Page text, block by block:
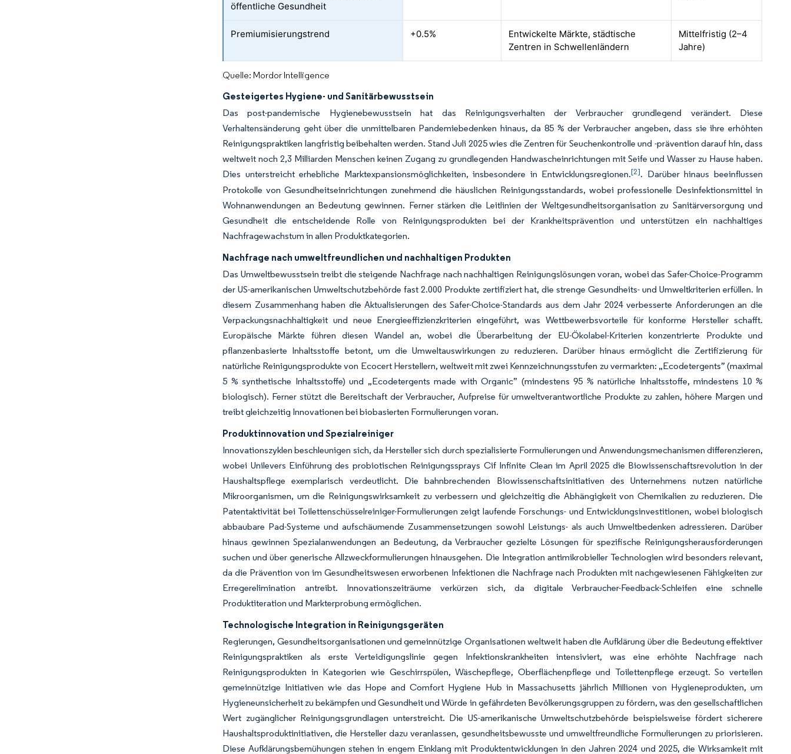
öffentliche Gesundheit
Premiumisierungstrend +0.5%
Entwickelte Märkte, städtische
Zentren in Schwellenländern
Mittelfristig (2–4
Jahre)
Quelle: Mordor Intelligence
Gesteigertes Hygiene- und Sanitärbewusstsein
Das post-pandemische Hygienebewusstsein hat das Reinigungsverhalten der Verbraucher grundlegend verändert. Diese
Verhaltensänderung geht über die unmittelbaren Pandemiebedenken hinaus, da 85 % der Verbraucher angeben, dass sie ihre erhöhten
Reinigungspraktiken langfristig beibehalten werden. Stand Juli 2025 wies die Zentren für Seuchenkontrolle und -prävention darauf hin, dass
weltweit noch 2,3 Milliarden Menschen keinen Zugang zu grundlegenden Handwascheinrichtungen mit Seife und Wasser zu Hause haben.
Dies unterstreicht erhebliche Marktexpansionsmöglichkeiten, insbesondere in Entwicklungsregionen.[2]. Darüber hinaus beeinflussen
Protokolle von Gesundheitseinrichtungen zunehmend die häuslichen Reinigungsstandards, wobei professionelle Desinfektionsmittel in
Wohnanwendungen an Bedeutung gewinnen. Ferner stärken die Leitlinien der Weltgesundheitsorganisation zu Sanitärversorgung und
Gesundheit die entscheidende Rolle von Reinigungsprodukten bei der Krankheitsprävention und unterstützen ein nachhaltiges
Nachfragewachstum in allen Produktkategorien.
Nachfrage nach umweltfreundlichen und nachhaltigen Produkten
Das Umweltbewusstsein treibt die steigende Nachfrage nach nachhaltigen Reinigungslösungen voran, wobei das Safer-Choice-Programm
der US-amerikanischen Umweltschutzbehörde fast 2.000 Produkte zertifiziert hat, die strenge Gesundheits- und Umweltkriterien erfüllen. In
diesem Zusammenhang haben die Aktualisierungen des Safer-Choice-Standards aus dem Jahr 2024 verbesserte Anforderungen an die
Verpackungsnachhaltigkeit und neue Energieeffizienzkriterien eingeführt, was Wettbewerbsvorteile für konforme Hersteller schafft.
Europäische Märkte führen diesen Wandel an, wobei die Überarbeitung der EU-Ökolabel-Kriterien konzentrierte Produkte und
pflanzenbasierte Inhaltsstoffe betont, um die Umweltauswirkungen zu reduzieren. Darüber hinaus ermöglicht die Zertifizierung für
natürliche Reinigungsprodukte von Ecocert Herstellern, weltweit mit zwei Kennzeichnungsstufen zu vermarkten: „Ecodetergents” (maximal
5 % synthetische Inhaltsstoffe) und „Ecodetergents made with Organic” (mindestens 95 % natürliche Inhaltsstoffe, mindestens 10 %
biologisch). Ferner stützt die Bereitschaft der Verbraucher, Aufpreise für umweltverantwortliche Produkte zu zahlen, höhere Margen und
treibt gleichzeitig Innovationen bei biobasierten Formulierungen voran.
Produktinnovation und Spezialreiniger
Innovationszyklen beschleunigen sich, da Hersteller sich durch spezialisierte Formulierungen und Anwendungsmechanismen differenzieren,
wobei Unilevers Einführung des probiotischen Reinigungssprays Cif Infinite Clean im April 2025 die Biowissenschaftsrevolution in der
Haushaltspflege exemplarisch verdeutlicht. Die bahnbrechenden Biowissenschaftsinitiativen des Unternehmens nutzen natürliche
Mikroorganismen, um die Reinigungswirksamkeit zu verbessern und gleichzeitig die Abhängigkeit von Chemikalien zu reduzieren. Die
Patentaktivität bei Toilettenschüsselreiniger-Formulierungen zeigt laufende Forschungs- und Entwicklungsinvestitionen, wobei biologisch
abbaubare Pad-Systeme und aufschäumende Zusammensetzungen sowohl Leistungs- als auch Umweltbedenken adressieren. Darüber
hinaus gewinnen Spezialanwendungen an Bedeutung, da Verbraucher gezielte Lösungen für spezifische Reinigungsherausforderungen
suchen und über generische Allzweckformulierungen hinausgehen. Die Integration antimikrobieller Technologien wird besonders relevant,
da die Prävention von im Gesundheitswesen erworbenen Infektionen die Nachfrage nach Produkten mit nachgewiesenen Fähigkeiten zur
Erregerelimination antreibt. Innovationszeiträume verkürzen sich, da digitale Verbraucher-Feedback-Schleifen eine schnelle
Produktiteration und Markterprobung ermöglichen.
Technologische Integration in Reinigungsgeräten
Regierungen, Gesundheitsorganisationen und gemeinnützige Organisationen weltweit haben die Aufklärung über die Bedeutung effektiver
Reinigungspraktiken als erste Verteidigungslinie gegen Infektionskrankheiten intensiviert, was eine erhöhte Nachfrage nach
Reinigungsprodukten in Kategorien wie Geschirrspülen, Wäschepflege, Oberflächenpflege und Toilettenpflege erzeugt. So verteilen
gemeinnützige Initiativen wie das Hope and Comfort Hygiene Hub in Massachusetts jährlich Millionen von Hygieneprodukten, um
Hygieneunsicherheit zu bekämpfen und Gesundheit und Würde in gefährdeten Bevölkerungsgruppen zu fördern, was den gesellschaftlichen
Wert zugänglicher Reinigungsgrundlagen unterstreicht. Die US-amerikanische Umweltschutzbehörde beispielsweise fördert sicherere
Haushaltsproduktinitiativen, die Hersteller dazu veranlassen, gesundheitsbewusste und umweltfreundliche Formulierungen zu priorisieren.
Diese Aufklärungsbemühungen stehen in engem Einklang mit Produktentwicklungen in den Jahren 2024 und 2025, die Wirksamkeit mit